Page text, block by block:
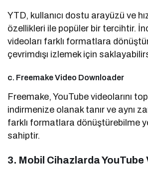
YTD, kullanıcı dostu arayüzü ve
özellikleri ile popüler bir tercihtir.
videoları farklı formatlara
çevrimdışı izlemek için
c. Freemake Video Downloader
Freemake, YouTube videolarını
indirmenize olanak tanır ve aynı
farklı formatlara dönüştürebilme
sahiptir.
3. Mobil Cihazlarda YouTube